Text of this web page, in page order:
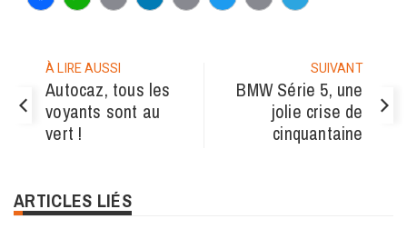
Facebook
WhatsApp
EmailLinkedIn
CopyTwitter
PrintTelegram
À LIRE AUSSI
Autocaz, tous les
voyants sont au
vert !
SUIVANT
BMW Série 5, une
jolie crise de
cinquantaine
ARTICLES LIÉS